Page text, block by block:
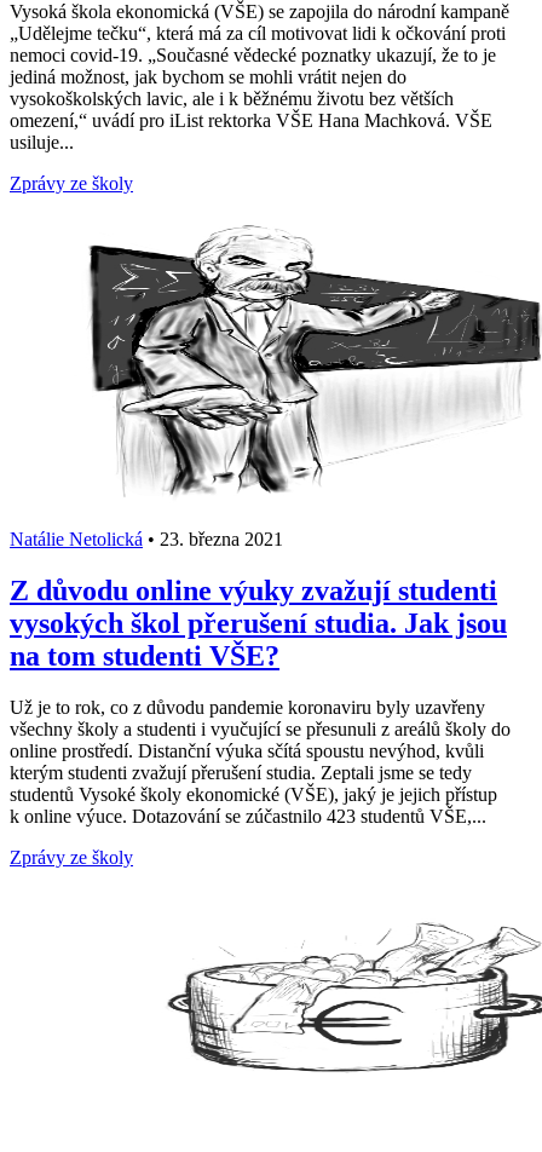
Vysoká škola ekonomická (VŠE) se zapojila do národní kampaně
„Udělejme tečku“, která má za cíl motivovat lidi k očkování proti
nemoci covid-19. „Současné vědecké poznatky ukazují, že to je
jediná možnost, jak bychom se mohli vrátit nejen do
vysokoškolských lavic, ale i k běžnému životu bez větších
omezení,“ uvádí pro iList rektorka VŠE Hana Machková. VŠE
usiluje...
Zprávy ze školy
Natálie Netolická • 23. března 2021
Z důvodu online výuky zvažují studenti
vysokých škol přerušení studia. Jak jsou
na tom studenti VŠE?
Už je to rok, co z důvodu pandemie koronaviru byly uzavřeny
všechny školy a studenti i vyučující se přesunuli z areálů školy do
online prostředí. Distanční výuka sčítá spoustu nevýhod, kvůli
kterým studenti zvažují přerušení studia. Zeptali jsme se tedy
studentů Vysoké školy ekonomické (VŠE), jaký je jejich přístup
k online výuce. Dotazování se zúčastnilo 423 studentů VŠE,...
Zprávy ze školy